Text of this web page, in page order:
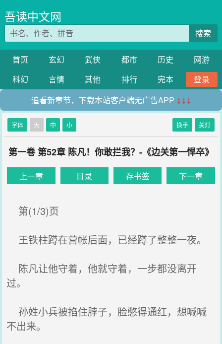
吾读中文网
搜索
首页 玄幻 武侠 都市 历史
网游
科幻
言情 其他 排行 完本
登录
追看新章节，下载本站客户端无广告APP ↓↓↓
字体 大 中 小 换手 关灯
第一卷 第52章 陈凡！你敢拦我？-《边关第一悍卒》
上一章 目录 存书签 下一章
第(1/3)页
王铁柱蹲在营帐后面，已经蹲了整整一夜。
陈凡让他守着，他就守着，一步都没离开
过。
孙姓小兵被掐住脖子，脸憋得通红，想喊喊
不出来。